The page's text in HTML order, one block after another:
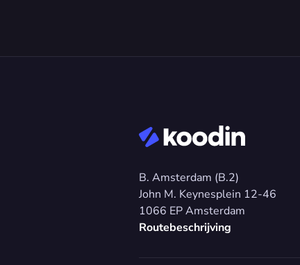
B. Amsterdam (B.2)
John M. Keynesplein 12-46
1066 EP Amsterdam
Routebeschrijving